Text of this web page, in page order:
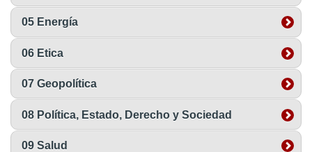
05 Energía
06 Etica
07 Geopolítica
08 Política, Estado, Derecho y Sociedad
09 Salud